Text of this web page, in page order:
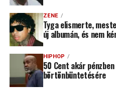
ZENE
Tyga elismerte,
új albumán, és nem
HIPHOP
50 Cent akár
börtönbüntetésére